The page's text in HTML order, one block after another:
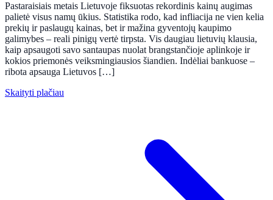
Pastaraisiais metais Lietuvoje fiksuotas rekordinis kainų augimas
palietė visus namų ūkius. Statistika rodo, kad infliacija ne vien kelia
prekių ir paslaugų kainas, bet ir mažina gyventojų kaupimo
galimybes – reali pinigų vertė tirpsta. Vis daugiau lietuvių klausia,
kaip apsaugoti savo santaupas nuolat brangstančioje aplinkoje ir
kokios priemonės veiksmingiausios šiandien. Indėliai bankuose –
ribota apsauga Lietuvos […]
Skaityti plačiau